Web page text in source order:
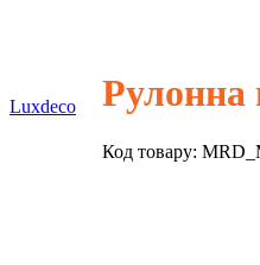
Luxdeco
Код товару: